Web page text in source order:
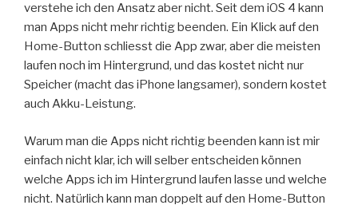
verstehe ich den Ansatz aber nicht. Seit dem iOS 4 kann
man Apps nicht mehr richtig beenden. Ein Klick auf den
Home-Button schliesst die App zwar, aber die meisten
laufen noch im Hintergrund, und das kostet nicht nur
Speicher (macht das iPhone langsamer), sondern kostet
auch Akku-Leistung.
Warum man die Apps nicht richtig beenden kann ist mir
einfach nicht klar, ich will selber entscheiden können
welche Apps ich im Hintergrund laufen lasse und welche
nicht. Natürlich kann man doppelt auf den Home-Button